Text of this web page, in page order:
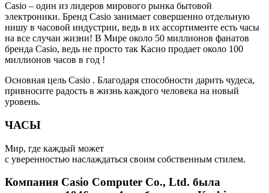
Casio – один из лидеров мирового рынка бытовой
электроники. Бренд Casio занимает совершенно отдельную
нишу в часовой индустрии, ведь в их ассортименте есть часы
на все случаи жизни! В Мире около 50 миллионов фанатов
бренда Casio, ведь не просто так Касио продает около 100
миллионов часов в год !
Основная цель Casio . Благодаря способности дарить чудеса,
привносите радость в жизнь каждого человека на новый
уровень.
ЧАСЫ
Мир, где каждый может
с уверенностью наслаждаться своим собственным стилем.
Компания Casio Computer Co., Ltd. была